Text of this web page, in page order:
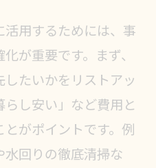
用するためには、事
が重要です。まず、
たいかをリストアッ
し安い」など費用と
がポイントです。例
回りの徹底清掃な